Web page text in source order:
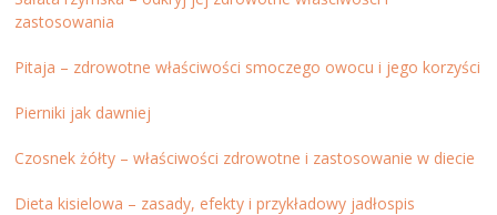
zastosowania
Pitaja – zdrowotne właściwości smoczego owocu i jego korzyści
Pierniki jak dawniej
Czosnek żółty – właściwości zdrowotne i zastosowanie w diecie
Dieta kisielowa – zasady, efekty i przykładowy jadłospis